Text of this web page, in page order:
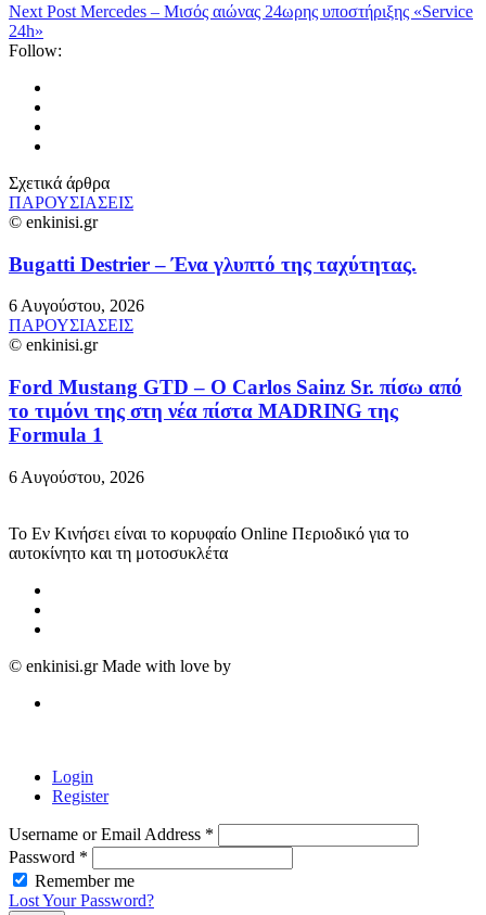
Next Post Mercedes – Μισός αιώνας 24ωρης υποστήριξης «Service
24h»
Follow:
Σχετικά άρθρα
ΠΑΡΟΥΣΙΑΣΕΙΣ
© enkinisi.gr
Bugatti Destrier – Ένα γλυπτό της ταχύτητας.
6 Αυγούστου, 2026
ΠΑΡΟΥΣΙΑΣΕΙΣ
© enkinisi.gr
Ford Mustang GTD – O Carlos Sainz Sr. πίσω από
το τιμόνι της στη νέα πίστα MADRING της
Formula 1
6 Αυγούστου, 2026
Το Εν Κινήσει είναι το κορυφαίο Online Περιοδικό για το
αυτοκίνητο και τη μοτοσυκλέτα
© enkinisi.gr Made with love by
Login
Register
Username or Email Address *
Password *
Remember me
Lost Your Password?